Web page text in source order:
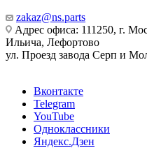
zakaz@ns.parts
Адрес офиса: 111250, г.
Ильича, Лефортово
ул. Проезд завода Серп и
Вконтакте
Telegram
YouTube
Одноклассники
Яндекс.Дзен